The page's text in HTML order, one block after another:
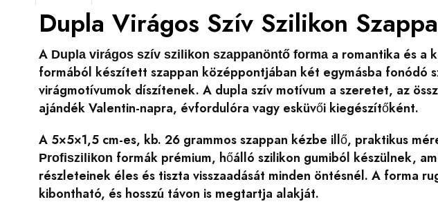
Dupla Virágos Szív Szilikon
A Dupla virágos szív szilikon szappanöntő forma a romantika és a
formából készített szappan középpontjában két egymásba fonódó
virágmotívumok díszítenek. A dupla szív motívum a szeretet, az
ajándék Valentin-napra, évfordulóra vagy esküvői kiegészítőként.
A 5×5×1,5 cm-es, kb. 26 grammos szappan kézbe illő, praktikus
Profiszilikon formák prémium, hőálló szilikon gumiból készülnek,
részleteinek éles és tiszta visszaadását minden öntésnél. A forma
kibontható, és hosszú távon is megtartja alakját.